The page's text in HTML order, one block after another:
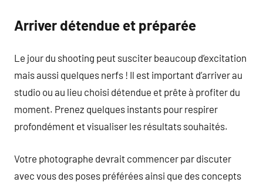
Arriver détendue et préparée
Le jour du shooting peut susciter beaucoup d’excitation
mais aussi quelques nerfs ! Il est important d’arriver au
studio ou au lieu choisi détendue et prête à profiter du
moment. Prenez quelques instants pour respirer
profondément et visualiser les résultats souhaités.
Votre photographe devrait commencer par discuter
avec vous des poses préférées ainsi que des concepts